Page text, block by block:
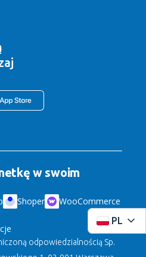
PL
w swoim
Shoper
WooCommerce
odpowiedzialnością Sp.